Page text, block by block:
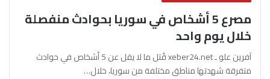
مصرع 5 أشخاص في سوريا بحوادث منفصلة
خلال يوم واحد
آفرين علو ـ xeber24.net قُتل ما لا يقل عن 5 أشخاص في حوادث
متفرقة شهدتها مناطق مختلفة من سوريا، خلال…